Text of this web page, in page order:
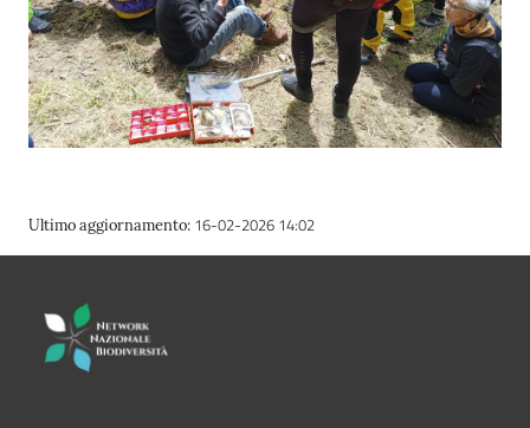
Ultimo aggiornamento: 16-02-2026 14:02